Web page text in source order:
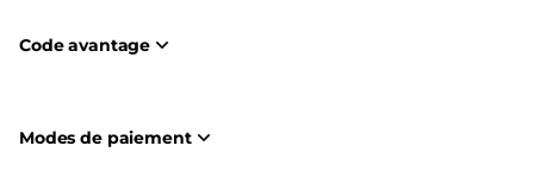
Code avantage
Modes de paiement